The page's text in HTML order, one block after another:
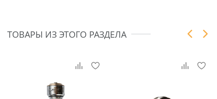
ТОВАРЫ ИЗ ЭТОГО РАЗДЕЛА